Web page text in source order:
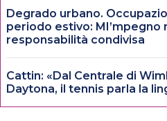
Degrado urbano.
periodo estivo: MI’mpegno
responsabilità condivisa
Cattin: «Dal Centrale di
Daytona, il tennis parla la